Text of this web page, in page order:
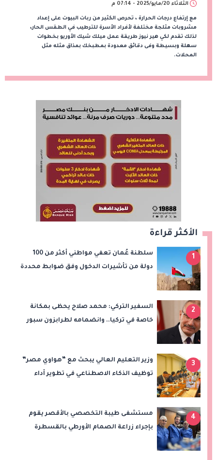
الثلاثاء 20/مايو/2025 - 07:14 م
مع إرتفاع درجات الحرارة ، تحرص الكثير من ربات البيوت على إعداد
مشروبات مثلجة مختلفة لأفراد الأسرة للترطيب في الطقس الحار،
لذلك تقدم لكي هير نيوز طريقة عمل ميلك شيك الأوريو بخطوات
سهلة وبسيطة وفى دقائق معدودة بمطبخك بمذاق مثله مثل
المحلات.
الأكثر قراءة
1
سلطنة عُمان تعفي مواطني أكثر من 100
دولة من تأشيرات الدخول وفق ضوابط محددة
2
السفير التركي: محمد صلاح يحظى بمكانة
خاصة في تركيا.. وانضمامه لطرابزون سبور
3
وزير التعليم العالي يبحث مع “هواوي مصر”
توظيف الذكاء الاصطناعي في تطوير أداء
4
مستشفى طيبة التخصصي بالأقصر يقوم
بإجراء زراعة الصمام الأورطي بالقسطرة